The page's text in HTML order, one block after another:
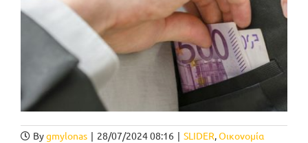
Bygmylonas | 28/07/2024 08:16 | SLIDER,Οικονομία